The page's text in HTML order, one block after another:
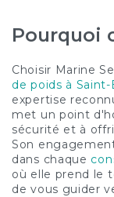
Pourquoi
Choisir Marine
de poids à
expertise
met un point
sécurité et à
Son
dans chaque
où elle prend le
de vous guider